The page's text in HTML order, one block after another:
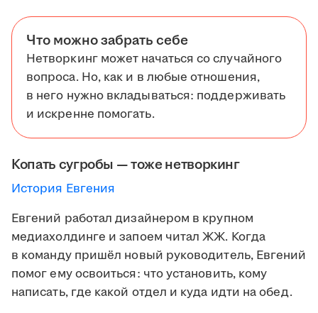
Что можно забрать себе
Нетворкинг может начаться со случайного
вопроса. Но, как и в любые отношения,
в него нужно вкладываться: поддерживать
и искренне помогать.
Копать сугробы — тоже нетворкинг
История Евгения
Евгений работал дизайнером в крупном
медиахолдинге и запоем читал ЖЖ. Когда
в команду пришёл новый руководитель, Евгений
помог ему освоиться: что установить, кому
написать, где какой отдел и куда идти на обед.